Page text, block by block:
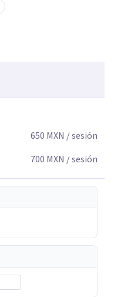
650 MXN / sesión
700 MXN / sesión